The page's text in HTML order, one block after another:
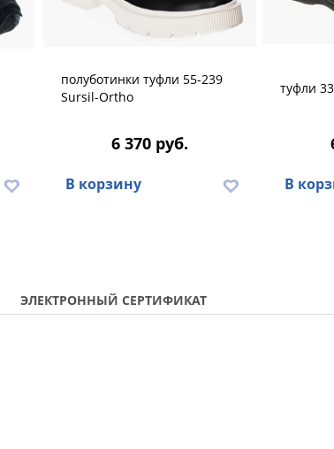
полуботинки туфли 55-239
Sursil-Ortho
6 370 руб.
В корзину
туфли
В
ЭЛЕКТРОННЫЙ СЕРТИФИКАТ